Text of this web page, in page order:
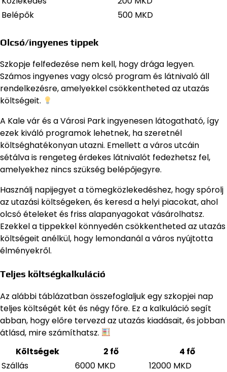
Belépők
500 MKD
Olcsó/ingyenes tippek
Szkopje felfedezése nem kell, hogy drága legyen.
Számos ingyenes vagy olcsó program és látnivaló áll
rendelkezésre, amelyekkel csökkentheted az utazás
költségeit.
A Kale vár és a Városi Park ingyenesen látogatható, így
ezek kiváló programok lehetnek, ha szeretnél
költséghatékonyan utazni. Emellett a város utcáin
sétálva is rengeteg érdekes látnivalót fedezhetsz fel,
amelyekhez nincs szükség belépőjegyre.
Használj napijegyet a tömegközlekedéshez, hogy spórolj
az utazási költségeken, és keresd a helyi piacokat, ahol
olcsó ételeket és friss alapanyagokat vásárolhatsz.
Ezekkel a tippekkel könnyedén csökkentheted az utazás
költségeit anélkül, hogy lemondanál a város nyújtotta
élményekről.
Teljes költségkalkuláció
Az alábbi táblázatban összefoglaljuk egy szkopjei nap
teljes költségét két és négy főre. Ez a kalkuláció segít
abban, hogy előre tervezd az utazás kiadásait, és jobban
átlásd, mire számíthatsz.
Költségek
2 fő
4 fő
Szállás
6000 MKD
12000 MKD